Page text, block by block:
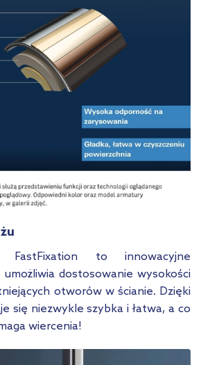
FastFixation to innowacyjne
dostosowanie wysokości
otworów w ścianie. Dzięki
się niezwykle szybka i łatwa, a co
wiercenia!